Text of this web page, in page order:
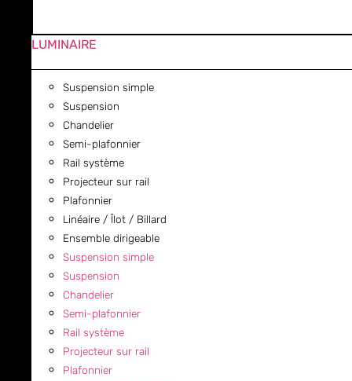
LUMINAIRE
Suspension simple
Suspension
Chandelier
Semi-plafonnier
Rail système
Projecteur sur rail
Plafonnier
Linéaire / Îlot / Billard
Ensemble dirigeable
Suspension simple
Suspension
Chandelier
Semi-plafonnier
Rail système
Projecteur sur rail
Plafonnier